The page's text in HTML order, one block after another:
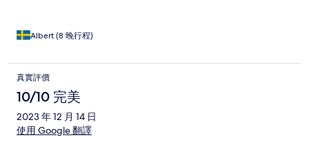
Albert (8 晚行程)
真實評價
10/10 完美
2023 年 12 月 14 日
使用 Google 翻譯